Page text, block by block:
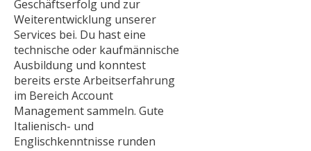
Geschäftserfolg und zur
Weiterentwicklung unserer
Services bei. Du hast eine
technische oder kaufmännische
Ausbildung und konntest
bereits erste Arbeitserfahrung
im Bereich Account
Management sammeln. Gute
Italienisch- und
Englischkenntnisse runden